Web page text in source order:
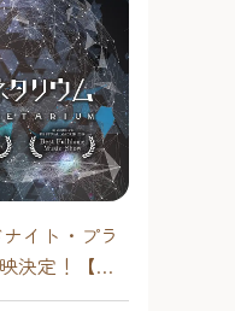
きま
保存処理・分
収蔵資料だけ
発掘方法、研
処理の様子も
ンにはたまら
出前授業や考
る。
#観る
イト・プラ
決定！【福
】2026年